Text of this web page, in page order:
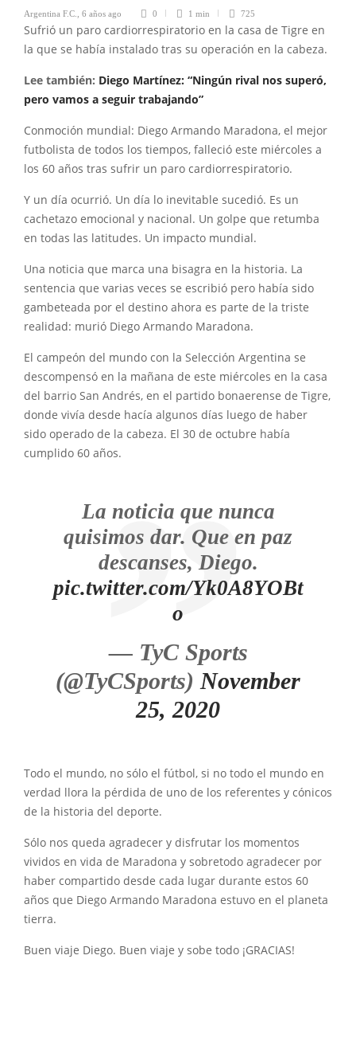
Argentina F.C. 6 años ago 0 1 min 725
Sufrió un paro cardiorrespiratorio en la casa de Tigre en
la que se había instalado tras su operación en la cabeza.
Lee también: Diego Martínez: “Ningún rival nos superó,
pero vamos a seguir trabajando”
Conmoción mundial: Diego Armando Maradona, el mejor
futbolista de todos los tiempos, falleció este miércoles a
los 60 años tras sufrir un paro cardiorrespiratorio.
Y un día ocurrió. Un día lo inevitable sucedió. Es un
cachetazo emocional y nacional. Un golpe que retumba
en todas las latitudes. Un impacto mundial.
Una noticia que marca una bisagra en la historia. La
sentencia que varias veces se escribió pero había sido
gambeteada por el destino ahora es parte de la triste
realidad: murió Diego Armando Maradona.
El campeón del mundo con la Selección Argentina se
descompensó en la mañana de este miércoles en la casa
del barrio San Andrés, en el partido bonaerense de Tigre,
donde vivía desde hacía algunos días luego de haber
sido operado de la cabeza. El 30 de octubre había
cumplido 60 años.
La noticia que nunca
quisimos dar. Que en paz
descanses, Diego.
pic.twitter.com/Yk0A8YOBt
o
— TyC Sports
(@TyCSports) November
25, 2020
Todo el mundo, no sólo el fútbol, si no todo el mundo en
verdad llora la pérdida de uno de los referentes y cónicos
de la historia del deporte.
Sólo nos queda agradecer y disfrutar los momentos
vividos en vida de Maradona y sobretodo agradecer por
haber compartido desde cada lugar durante estos 60
años que Diego Armando Maradona estuvo en el planeta
tierra.
Buen viaje Diego. Buen viaje y sobe todo ¡GRACIAS!